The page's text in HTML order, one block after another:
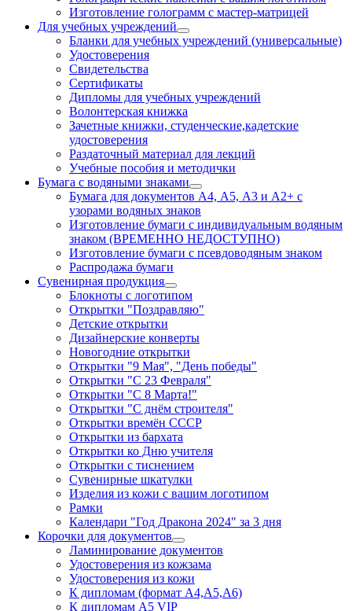
Изготовление голограмм с мастер-матрицей
Для учебных учреждений
Бланки для учебных учреждений (универсальные)
Удостоверения
Свидетельства
Сертификаты
Дипломы для учебных учреждений
Волонтерская книжка
Зачетные книжки, студенческие,кадетские
удостоверения
Раздаточный материал для лекций
Учебные пособия и методички
Бумага с водяными знаками
Бумага для документов А4, А5, А3 и А2+ с
узорами водяных знаков
Изготовление бумаги с индивидуальным водяным
знаком (ВРЕМЕННО НЕДОСТУПНО)
Изготовление бумаги с псевдоводяным знаком
Распродажа бумаги
Сувенирная продукция
Блокноты с логотипом
Открытки "Поздравляю"
Детские открытки
Дизайнерские конверты
Новогодние открытки
Открытки "9 Мая", "День победы"
Открытки "С 23 Февраля"
Открытки "С 8 Марта!"
Открытки "С днём строителя"
Открытки времён СССР
Открытки из бархата
Открытки ко Дню учителя
Открытки с тиснением
Сувенирные шкатулки
Изделия из кожи с вашим логотипом
Рамки
Календари "Год Дракона 2024" за 3 дня
Корочки для документов
Ламинирование документов
Удостоверения из кожзама
Удостоверения из кожи
К дипломам (формат А4,А5,А6)
К дипломам А5 VIP